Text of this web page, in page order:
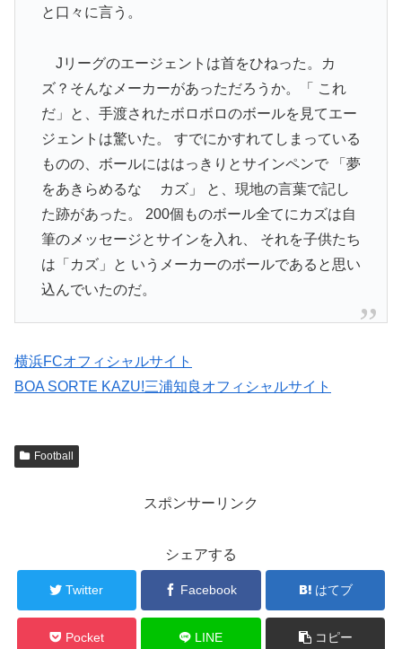
と口々に言う。
Jリーグのエージェントは首をひねった。カ
ズ？そんなメーカーがあっただろうか。「 これ
だ」と、手渡されたボロボロのボールを見てエー
ジェントは驚いた。 すでにかすれてしまっている
ものの、ボールにははっきりとサインペンで 「夢
をあきらめるな カズ」 と、現地の言葉で記し
た跡があった。 200個ものボール全てにカズは自
筆のメッセージとサインを入れ、 それを子供たち
は「カズ」と いうメーカーのボールであると思い
込んでいたのだ。
横浜FCオフィシャルサイト
BOA SORTE KAZU!三浦知良オフィシャルサイト
Football
スポンサーリンク
シェアする
Twitter Facebook はてブ
Pocket LINE コピー